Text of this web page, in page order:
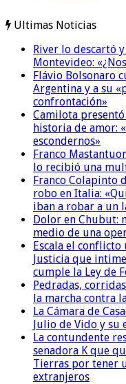
Ultimas Noticias
River lo descartó
Montevideo:
Flávio Bolsonaro
Argentina y a su
confrontación»
Camilota
historia de amor:
escondernos»
Franco
lo recibió una
Franco Colapinto
robo en Italia:
iban a robar a un
Dolor en Chubut:
medio de una
Escala el
Justicia que
cumple la Ley de
Pedradas,
la marcha contra
La Cámara de
Julio de Vido y
La contundente
senadora K que
Tierras por tener
extranjeros